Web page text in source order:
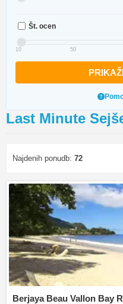
Št. ocen
10 50
Last Minute
Najdenih ponudb: 72
Berjaya Beau Vallon Bay